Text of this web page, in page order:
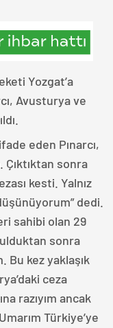
Yozgat’a
Avusturya ve
eden Pınarcı,
Çıktıktan sonra
kesti. Yalnız
dedi.
sahibi olan 29
sonra
Bu kez yaklaşık
ceza
razıyım ancak
Türkiye’ye